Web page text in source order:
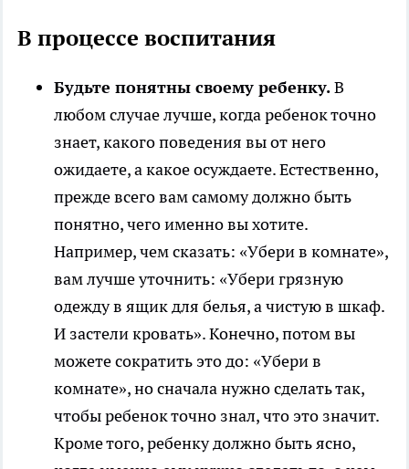
В процессе воспитания
Будьте понятны своему ребенку.В
любом случае лучше, когда ребенок точно
знает, какого поведения вы от него
ожидаете, а какое осуждаете. Естественно,
прежде всего вам самому должно быть
понятно, чего именно вы хотите.
Например, чем сказать: «Убери в комнате»,
вам лучше уточнить: «Убери грязную
одежду в ящик для белья, а чистую в шкаф.
И застели кровать». Конечно, потом вы
можете сократить это до: «Убери в
комнате», но сначала нужно сделать так,
чтобы ребенок точно знал, что это значит.
Кроме того, ребенку должно быть ясно,